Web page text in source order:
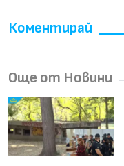
Коментирай
Още от Новини